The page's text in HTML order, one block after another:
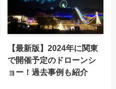
【最新版】2024年に関東
で開催予定のドローンシ
ョー！過去事例も紹介